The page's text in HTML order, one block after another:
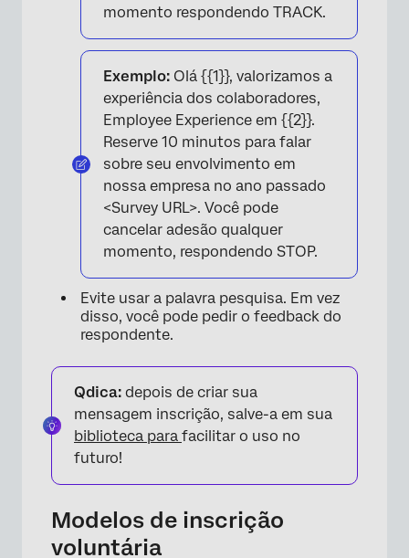
momento respondendo TRACK.
Exemplo: Olá {{1}}, valorizamos a
experiência dos colaboradores,
Employee Experience em {{2}}.
Reserve 10 minutos para falar
sobre seu envolvimento em
nossa empresa no ano passado
<Survey URL>. Você pode
cancelar adesão qualquer
momento, respondendo STOP.
Evite usar a palavra pesquisa. Em vez
disso, você pode pedir o feedback do
respondente.
Qdica: depois de criar sua
mensagem inscrição, salve-a em sua
biblioteca para facilitar o uso no
futuro!
Modelos de inscrição
voluntária